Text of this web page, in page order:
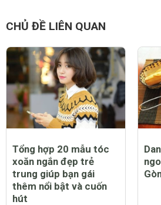
CHỦ ĐỀ LIÊN QUAN
Tổng hợp 20 mẫu tóc
xoăn ngắn đẹp trẻ
trung giúp bạn gái
thêm nổi bật và cuốn
hút